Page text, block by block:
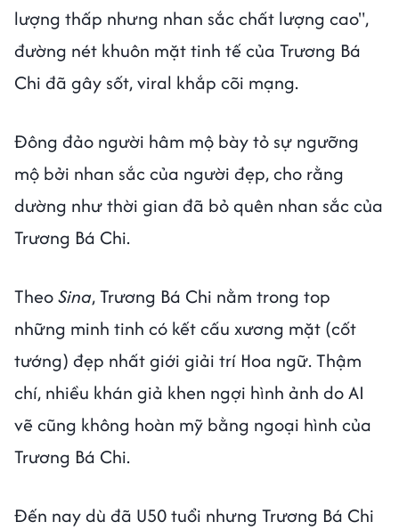
lượng thấp nhưng nhan sắc chất lượng cao",
đường nét khuôn mặt tinh tế của Trương Bá
Chi đã gây sốt, viral khắp cõi mạng.
Đông đảo người hâm mộ bày tỏ sự ngưỡng
mộ bởi nhan sắc của người đẹp, cho rằng
dường như thời gian đã bỏ quên nhan sắc của
Trương Bá Chi.
TheoSina, Trương Bá Chi nằm trong top
những minh tinh có kết cấu xương mặt (cốt
tướng) đẹp nhất giới giải trí Hoa ngữ. Thậm
chí, nhiều khán giả khen ngợi hình ảnh do AI
vẽ cũng không hoàn mỹ bằng ngoại hình của
Trương Bá Chi.
Đến nay dù đã U50 tuổi nhưng Trương Bá Chi